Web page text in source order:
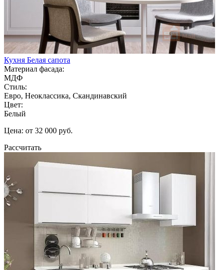
Кухня Белая сапота
Материал фасада:
МДФ
Стиль:
Евро, Неоклассика, Скандинавский
Цвет:
Белый
Цена: от 32 000 руб.
Рассчитать